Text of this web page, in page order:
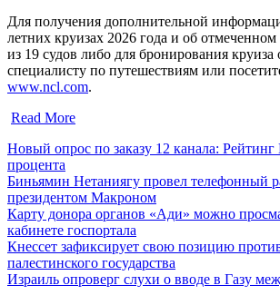
Для получения дополнительной
летних круизах 2026 года и об
из 19 судов либо для бронирования круиза
специалисту по путешествиям или
www.ncl.com.
Read More
Новый опрос по заказу 12 канала:
процента
Биньямин Нетаниягу провел телефонный
президентом Макроном
Карту донора органов «Ади» можно
кабинете госпортала
Кнессет зафиксирует свою позицию
палестинского государства
Израиль опроверг слухи о вводе в Газу